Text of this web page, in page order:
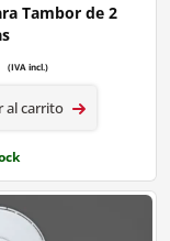
Tambor de 2
(IVA incl.)
al carrito